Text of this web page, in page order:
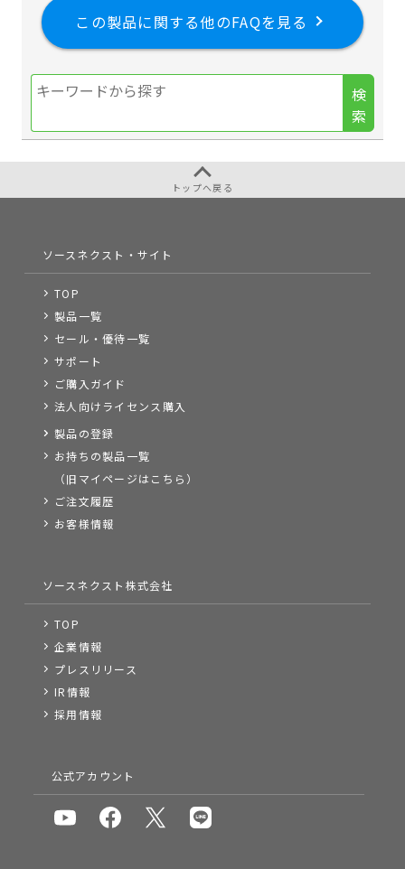
この製品に関する他のFAQを見る
検
索
トップへ戻る
ソースネクスト・サイト
TOP
製品一覧
セール・優待一覧
サポート
ご購入ガイド
法人向けライセンス購入
製品の登録
お持ちの製品一覧
（旧マイページはこちら）
ご注文履歴
お客様情報
ソースネクスト株式会社
TOP
企業情報
プレスリリース
IR情報
採用情報
公式アカウント